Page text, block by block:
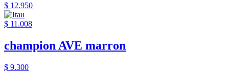
$ 12.950
$ 11.008
champion AVE marron
$ 9.300